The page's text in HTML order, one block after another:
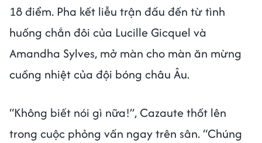
18 điểm. Pha kết liễu trận đấu đến từ tình
huống chắn đôi của Lucille Gicquel và
Amandha Sylves, mở màn cho màn ăn mừng
cuồng nhiệt của đội bóng châu Âu.
“Không biết nói gì nữa!”, Cazaute thốt lên
trong cuộc phỏng vấn ngay trên sân. “Chúng